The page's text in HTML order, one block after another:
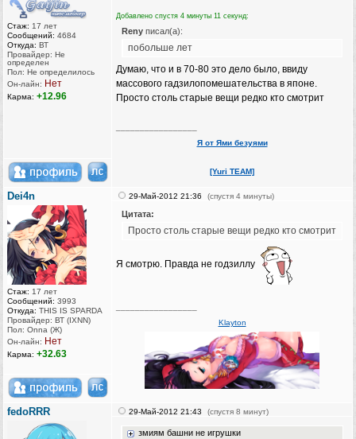
Стаж: 17 лет
Сообщений: 4684
Откуда: ВТ
Провайдер: Не
определен
Пол: Не определилось
Он-лайн: Нет
Карма: +12.96
Добавлено спустя 4 минуты 11 секунд:
Reny писал(а):
побольше лет
Думаю, что и в 70-80 это дело было, ввиду
массового гадзилопомешательства в японе.
Просто столь старые вещи редко кто смотрит
Я от Ями безуями
[Yuri TEAM]
Dei4n
Стаж: 17 лет
Сообщений: 3993
Откуда: THIS IS SPARDA
Провайдер: ВТ (IXNN)
Пол: Onna (Ж)
Он-лайн: Нет
Карма: +32.63
29-Май-2012 21:36 (спустя 4 минуты)
Цитата:
Просто столь старые вещи редко кто смотрит
Я смотрю. Правда не годзиллу
Klayton
fedoRRR 29-Май-2012 21:43 (спустя 8 минут)
змиям башни не игрушки